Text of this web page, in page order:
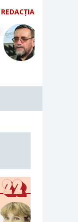
REDACȚIA